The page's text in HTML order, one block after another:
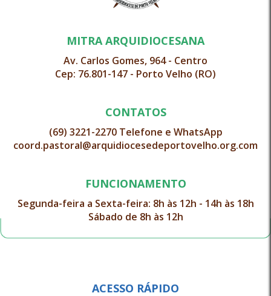
MITRA ARQUIDIOCESANA
Av. Carlos Gomes, 964 - Centro
Cep: 76.801-147 - Porto Velho (RO)
CONTATOS
(69) 3221-2270 Telefone e WhatsApp
coord.pastoral@arquidiocesedeportovelho.org.com
FUNCIONAMENTO
Segunda-feira a Sexta-feira: 8h às 12h - 14h às 18h
Sábado de 8h às 12h
ACESSO RÁPIDO